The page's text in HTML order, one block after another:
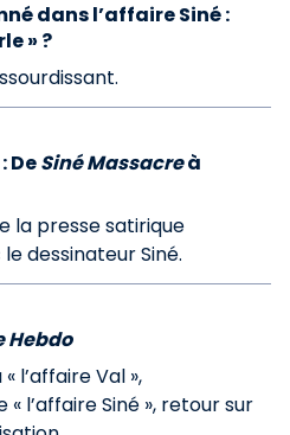
dans l’affaire Siné :
» ?
DeSiné Massacreà
la presse satirique
dessinateur Siné.
Hebdo
l’affaire Val »,
l’affaire Siné », retour sur